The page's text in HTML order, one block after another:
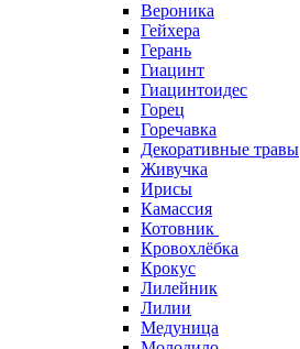
Вероника
Гейхера
Герань
Гиацинт
Гиацинтоидес
Горец
Горечавка
Декоративные травы
Живучка
Ирисы
Камассия
Котовник
Кровохлёбка
Крокус
Лилейник
Лилии
Медуница